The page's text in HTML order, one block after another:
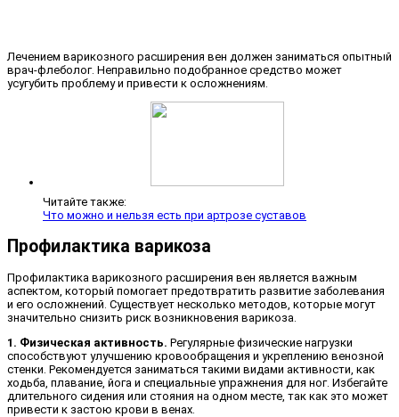
Лечением варикозного расширения вен должен заниматься опытный
врач-флеболог. Неправильно подобранное средство может
усугубить проблему и привести к осложнениям.
Читайте также:
Что можно и нельзя есть при артрозе суставов
Профилактика варикоза
Профилактика варикозного расширения вен является важным
аспектом, который помогает предотвратить развитие заболевания
и его осложнений. Существует несколько методов, которые могут
значительно снизить риск возникновения варикоза.
1. Физическая активность. Регулярные физические нагрузки
способствуют улучшению кровообращения и укреплению венозной
стенки. Рекомендуется заниматься такими видами активности, как
ходьба, плавание, йога и специальные упражнения для ног. Избегайте
длительного сидения или стояния на одном месте, так как это может
привести к застою крови в венах.